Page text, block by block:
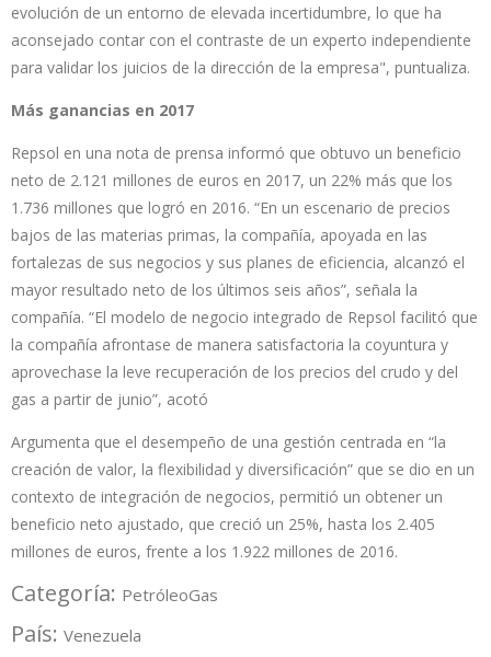
evolución de un entorno de elevada incertidumbre, lo que ha
aconsejado contar con el contraste de un experto independiente
para validar los juicios de la dirección de la empresa", puntualiza.
Más ganancias en 2017
Repsol en una nota de prensa informó que obtuvo un beneficio
neto de 2.121 millones de euros en 2017, un 22% más que los
1.736 millones que logró en 2016. “En un escenario de precios
bajos de las materias primas, la compañía, apoyada en las
fortalezas de sus negocios y sus planes de eficiencia, alcanzó el
mayor resultado neto de los últimos seis años”, señala la
compañía. “El modelo de negocio integrado de Repsol facilitó que
la compañía afrontase de manera satisfactoria la coyuntura y
aprovechase la leve recuperación de los precios del crudo y del
gas a partir de junio”, acotó
Argumenta que el desempeño de una gestión centrada en “la
creación de valor, la flexibilidad y diversificación” que se dio en un
contexto de integración de negocios, permitió un obtener un
beneficio neto ajustado, que creció un 25%, hasta los 2.405
millones de euros, frente a los 1.922 millones de 2016.
Categoría: PetróleoGas
País: Venezuela